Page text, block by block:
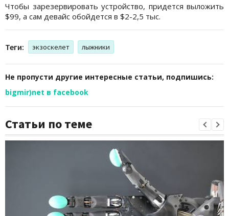
Чтобы зарезервировать устройство, придется выложить
$99, а сам девайс обойдется в $2-2,5 тыс.
Теги: экзоскелет лыжники
Не пропусти другие интересные статьи, подпишись:
bigmir)net в facebook
Статьи по теме